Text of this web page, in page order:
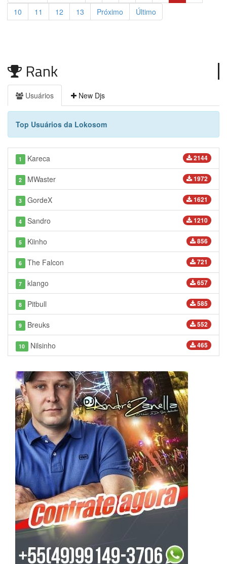
10
11 12 13 Próximo Último
Rank
Usuários New Djs
Top Usuários da Lokosom
2144
1 Kareca
1972
2 MWaster
1621
3 GordeX
1210
4 Sandro
856
5 Kiinho
721
6 The Falcon
657
7 klango
585
8 Pitbull
552
9 Breuks
465
10 Nilsinho